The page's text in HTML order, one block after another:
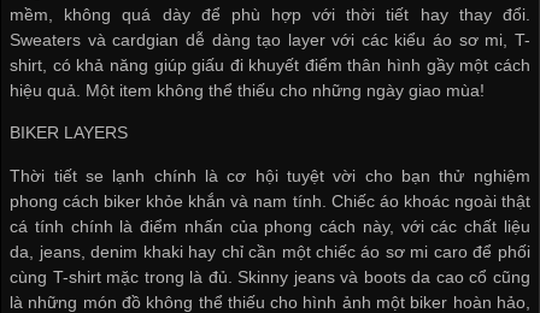
mềm, không quá dày để phù hợp với thời tiết hay thay đổi.
Sweaters và cardgian dễ dàng tạo layer với các kiểu áo sơ mi, T-
shirt, có khả năng giúp giấu đi khuyết điểm thân hình gầy một cách
hiệu quả. Một item không thể thiếu cho những ngày giao mùa!
BIKER LAYERS
Thời tiết se lạnh chính là cơ hội tuyệt vời cho bạn thử nghiệm
phong cách biker khỏe khắn và nam tính. Chiếc áo khoác ngoài thật
cá tính chính là điểm nhấn của phong cách này, với các chất liệu
da, jeans, denim khaki hay chỉ cần một chiếc áo sơ mi caro để phối
cùng T-shirt mặc trong là đủ. Skinny jeans và boots da cao cổ cũng
là những món đồ không thể thiếu cho hình ảnh một biker hoàn hảo,